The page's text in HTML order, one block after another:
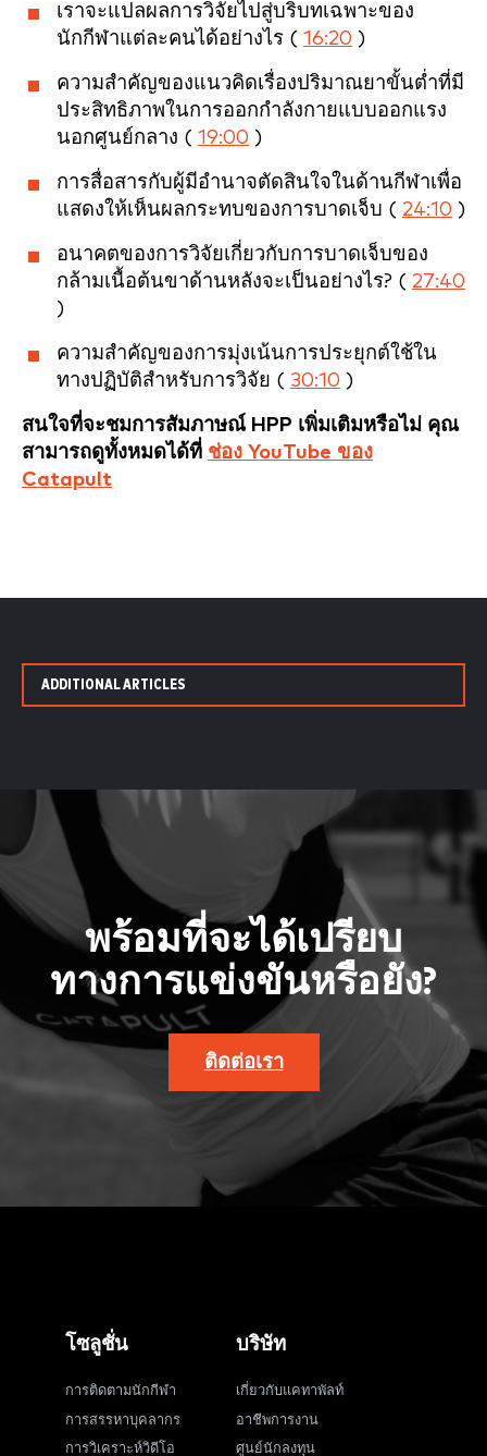
เราจะแปลผลการวิจัยไปสู่บริบทเฉพาะของ
นักกีฬาแต่ละคนได้อย่างไร ( 16:20 )
ความสำคัญของแนวคิดเรื่องปริมาณยาขั้นต่ำที่มี
ประสิทธิภาพในการออกกำลังกายแบบออกแรง
นอกศูนย์กลาง ( 19:00 )
การสื่อสารกับผู้มีอำนาจตัดสินใจในด้านกีฬาเพื่อ
แสดงให้เห็นผลกระทบของการบาดเจ็บ ( 24:10 )
อนาคตของการวิจัยเกี่ยวกับการบาดเจ็บของ
กล้ามเนื้อต้นขาด้านหลังจะเป็นอย่างไร? ( 27:40
)
ความสำคัญของการมุ่งเน้นการประยุกต์ใช้ใน
ทางปฏิบัติสำหรับการวิจัย ( 30:10 )
สนใจที่จะชมการสัมภาษณ์ HPP เพิ่มเติมหรือไม่ คุณ
สามารถดูทั้งหมดได้ที่ ช่อง YouTube ของ
Catapult
ADDITIONAL ARTICLES
พร้อมที่จะได้เปรียบ
ทางการแข่งขันหรือยัง?
ติดต่อเรา
โซลูชั่น
การติดตามนักกีฬา
การสรรหาบุคลากร
การวิเคราะห์วิดีโอ
บริษัท
เกี่ยวกับแคทาพัลท์
อาชีพการงาน
ศูนย์นักลงทุน